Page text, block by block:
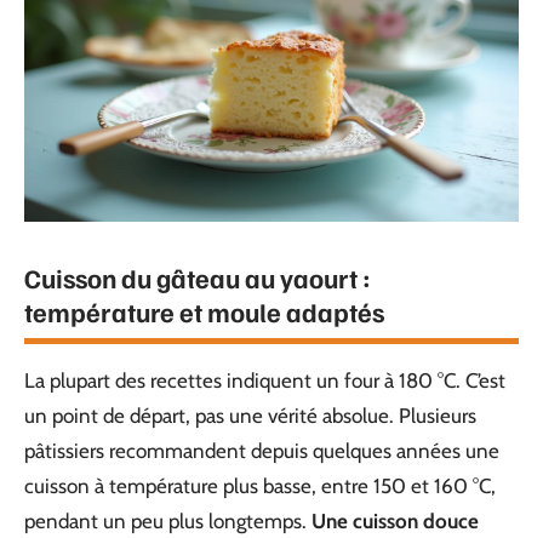
Cuisson du gâteau au yaourt :
température et moule adaptés
La plupart des recettes indiquent un four à 180 °C. C’est
un point de départ, pas une vérité absolue. Plusieurs
pâtissiers recommandent depuis quelques années une
cuisson à température plus basse, entre 150 et 160 °C,
pendant un peu plus longtemps. Une cuisson douce